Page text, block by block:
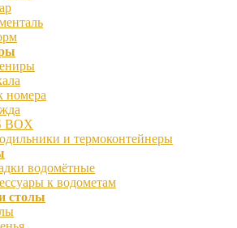
номера
BOX
и термоконтейнеры
водомётные
к водометам
столы